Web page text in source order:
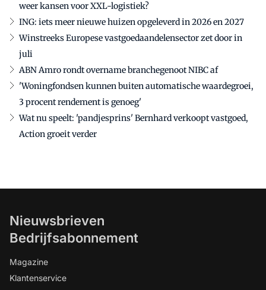
weer kansen voor XXL-logistiek?
ING: iets meer nieuwe huizen opgeleverd in 2026 en 2027
Winstreeks Europese vastgoedaandelensector zet door in
juli
ABN Amro rondt overname branchegenoot NIBC af
'Woningfondsen kunnen buiten automatische waardegroei,
3 procent rendement is genoeg'
Wat nu speelt: 'pandjesprins' Bernhard verkoopt vastgoed,
Action groeit verder
Nieuwsbrieven
Bedrijfsabonnement
Magazine
Klantenservice